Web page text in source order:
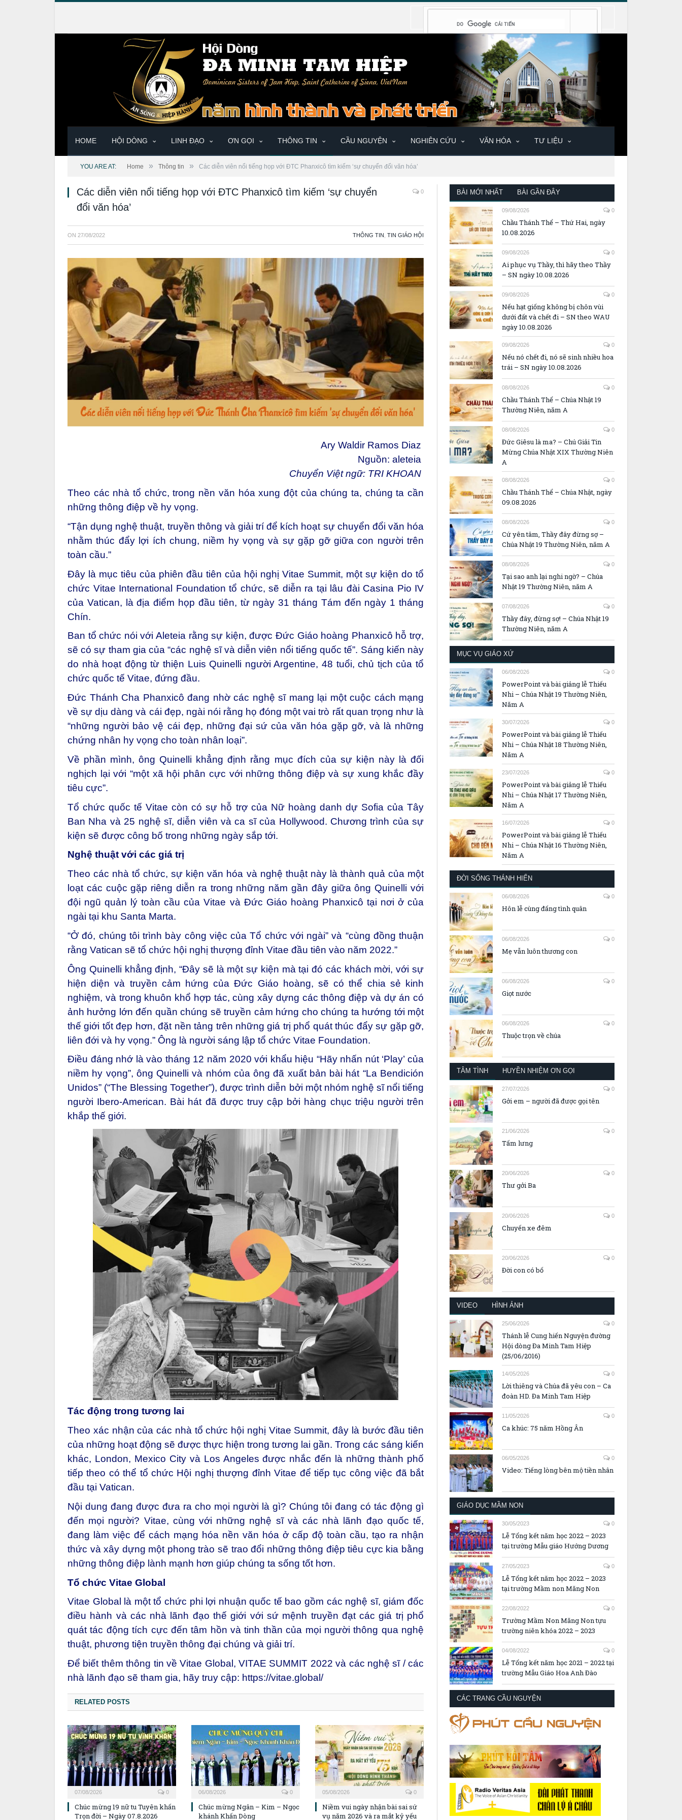
HOME HỘI DÒNG LINH ĐẠO ƠN GỌI THÔNG TIN CẦU NGUYỆN NGHIÊN CỨU VĂN HÓA TƯ LIỆU
YOU ARE AT: Home » Thông tin » Các diễn viên nổi tiếng họp với ĐTC Phanxicô tìm kiếm ‘sự chuyển đổi văn hóa’
Các diễn viên nổi tiếng họp với ĐTC Phanxicô tìm kiếm ‘sự chuyển
đổi văn hóa’
0
ON 27/08/2022 THÔNG TIN TIN GIÁO HỘI
Ary Waldir Ramos Diaz
Nguồn: aleteia
Chuyển Việt ngữ: TRI KHOAN
Theo các nhà tổ chức, trong nền văn hóa xung đột của chúng ta, chúng ta cần
những thông điệp về hy vọng.
“Tận dụng nghệ thuật, truyền thông và giải trí để kích hoạt sự chuyển đổi văn hóa
nhằm thúc đẩy lợi ích chung, niềm hy vọng và sự gặp gỡ giữa con người trên
toàn cầu.”
Đây là mục tiêu của phiên đầu tiên của hội nghị Vitae Summit, một sự kiện do tổ
chức Vitae International Foundation tổ chức, sẽ diễn ra tại lâu đài Casina Pio IV
của Vatican, là địa điểm họp đầu tiên, từ ngày 31 tháng Tám đến ngày 1 tháng
Chín.
Ban tổ chức nói với Aleteia rằng sự kiện, được Đức Giáo hoàng Phanxicô hỗ trợ,
sẽ có sự tham gia của “các nghệ sĩ và diễn viên nổi tiếng quốc tế”. Sáng kiến này
do nhà hoạt động từ thiện Luis Quinelli người Argentine, 48 tuổi, chủ tịch của tổ
chức quốc tế Vitae, đứng đầu.
Đức Thánh Cha Phanxicô đang nhờ các nghệ sĩ mang lại một cuộc cách mạng
về sự dịu dàng và cái đẹp, ngài nói rằng họ đóng một vai trò rất quan trọng như là
“những người bảo vệ cái đẹp, những đại sứ của văn hóa gặp gỡ, và là những
chứng nhân hy vọng cho toàn nhân loại”.
Về phần mình, ông Quinelli khẳng định rằng mục đích của sự kiện này là đối
nghịch lại với “một xã hội phân cực với những thông điệp và sự xung khắc đầy
tiêu cực”.
Tổ chức quốc tế Vitae còn có sự hỗ trợ của Nữ hoàng danh dự Sofia của Tây
Ban Nha và 25 nghệ sĩ, diễn viên và ca sĩ của Hollywood. Chương trình của sự
kiện sẽ được công bố trong những ngày sắp tới.
Nghệ thuật với các giá trị
Theo các nhà tổ chức, sự kiện văn hóa và nghệ thuật này là thành quả của một
loạt các cuộc gặp riêng diễn ra trong những năm gần đây giữa ông Quinelli với
đội ngũ quản lý toàn cầu của Vitae và Đức Giáo hoàng Phanxicô tại nơi ở của
ngài tại khu Santa Marta.
“Ở đó, chúng tôi trình bày công việc của Tổ chức với ngài” và “cùng đồng thuận
rằng Vatican sẽ tổ chức hội nghị thượng đỉnh Vitae đầu tiên vào năm 2022.”
Ông Quinelli khẳng định, “Đây sẽ là một sự kiện mà tại đó các khách mời, với sự
hiện diện và truyền cảm hứng của Đức Giáo hoàng, sẽ có thể chia sẻ kinh
nghiệm, và trong khuôn khổ hợp tác, cùng xây dựng các thông điệp và dự án có
ảnh hưởng lớn đến quần chúng sẽ truyền cảm hứng cho chúng ta hướng tới một
thế giới tốt đẹp hơn, đặt nền tảng trên những giá trị phổ quát thúc đẩy sự gặp gỡ,
liên đới và hy vọng.” Ông là người sáng lập tổ chức Vitae Foundation.
Điều đáng nhớ là vào tháng 12 năm 2020 với khẩu hiệu “Hãy nhấn nút ‘Play’ của
niềm hy vọng”, ông Quinelli và nhóm của ông đã xuất bản bài hát “La Bendición
Unidos” (“The Blessing Together”), được trình diễn bởi một nhóm nghệ sĩ nổi tiếng
người Ibero-American. Bài hát đã được truy cập bởi hàng chục triệu người trên
khắp thế giới.
Tác động trong tương lai
Theo xác nhận của các nhà tổ chức hội nghị Vitae Summit, đây là bước đầu tiên
của những hoạt động sẽ được thực hiện trong tương lai gần. Trong các sáng kiến
khác, London, Mexico City và Los Angeles được nhắc đến là những thành phố
tiếp theo có thể tổ chức Hội nghị thượng đỉnh Vitae để tiếp tục công việc đã bắt
đầu tại Vatican.
Nội dung đang được đưa ra cho mọi người là gì? Chúng tôi đang có tác động gì
đến mọi người? Vitae, cùng với những nghệ sĩ và các nhà lãnh đạo quốc tế,
đang làm việc để cách mạng hóa nền văn hóa ở cấp độ toàn cầu, tạo ra nhận
thức và xây dựng một phong trào sẽ trao đổi những thông điệp tiêu cực kia bằng
những thông điệp lành mạnh hơn giúp chúng ta sống tốt hơn.
Tổ chức Vitae Global
Vitae Global là một tổ chức phi lợi nhuận quốc tế bao gồm các nghệ sĩ, giám đốc
điều hành và các nhà lãnh đạo thế giới với sứ mệnh truyền đạt các giá trị phổ
quát tác động tích cực đến tâm hồn và tinh thần của mọi người thông qua nghệ
thuật, phương tiện truyền thông đại chúng và giải trí.
Để biết thêm thông tin về Vitae Global, VITAE SUMMIT 2022 và các nghệ sĩ / các
nhà lãnh đạo sẽ tham gia, hãy truy cập: https://vitae.global/
RELATED POSTS
07/08/2026 0
Chúc mừng 19 nữ tu Tuyên khấn
Trọn đời – Ngày 07.8.2026
06/08/2026 0
Chúc mừng Ngân – Kim – Ngọc
khánh Khấn Dòng
05/08/2026 0
Niềm vui ngày nhận bài sai sứ
vụ năm 2026 và ra mắt kỷ yếu
BÀI MỚI NHẤT BÀI GẦN ĐÂY
09/08/2026 0
Chầu Thánh Thể – Thứ Hai, ngày
10.08.2026
09/08/2026 0
Ai phục vụ Thầy, thì hãy theo Thầy
– SN ngày 10.08.2026
09/08/2026 0
Nếu hạt giống không bị chôn vùi
dưới đất và chết đi – SN theo WAU
ngày 10.08.2026
09/08/2026 0
Nếu nó chết đi, nó sẽ sinh nhiều hoa
trái – SN ngày 10.08.2026
08/08/2026 0
Chầu Thánh Thể – Chúa Nhật 19
Thường Niên, năm A
08/08/2026 0
Đức Giêsu là ma? – Chú Giải Tin
Mừng Chúa Nhật XIX Thường Niên
A
08/08/2026 0
Chầu Thánh Thể – Chúa Nhật, ngày
09.08.2026
08/08/2026 0
Cứ yên tâm, Thầy đây đừng sợ –
Chúa Nhật 19 Thường Niên, năm A
08/08/2026 0
Tại sao anh lại nghi ngờ? – Chúa
Nhật 19 Thường Niên, năm A
07/08/2026 0
Thầy đây, đừng sợ! – Chúa Nhật 19
Thường Niên, năm A
MỤC VỤ GIÁO XỨ
06/08/2026 0
PowerPoint và bài giảng lễ Thiếu
Nhi – Chúa Nhật 19 Thường Niên,
Năm A
30/07/2026 0
PowerPoint và bài giảng lễ Thiếu
Nhi – Chúa Nhật 18 Thường Niên,
Năm A
23/07/2026 0
PowerPoint và bài giảng lễ Thiếu
Nhi – Chúa Nhật 17 Thường Niên,
Năm A
16/07/2026 0
PowerPoint và bài giảng lễ Thiếu
Nhi – Chúa Nhật 16 Thường Niên,
Năm A
ĐỜI SỐNG THÁNH HIẾN
06/08/2026 0
Hôn lễ cùng đấng tình quân
06/08/2026 0
Mẹ vẫn luôn thương con
06/08/2026 0
Giọt nước
06/08/2026 0
Thuộc trọn về chúa
TÂM TÌNH HUYỀN NHIỆM ƠN GỌI
27/07/2026 0
Gởi em – người đã được gọi tên
21/06/2026 0
Tấm lưng
20/06/2026 0
Thư gởi Ba
20/06/2026 0
Chuyến xe đêm
20/06/2026 0
Đời con có bố
VIDEO HÌNH ẢNH
25/06/2026 0
Thánh lễ Cung hiến Nguyện đường
Hội dòng Đa Minh Tam Hiệp
(25/06/2016)
14/05/2026 0
Lời thiêng và Chúa đã yêu con – Ca
đoàn HD. Đa Minh Tam Hiệp
11/05/2026 0
Ca khúc: 75 năm Hồng Ân
06/05/2026 0
Video: Tiếng lòng bên mộ tiền nhân
GIÁO DỤC MẦM NON
30/05/2023 0
Lễ Tổng kết năm học 2022 – 2023
tại trường Mẫu giáo Hướng Dương
27/05/2023 0
Lễ Tổng kết năm học 2022 – 2023
tại trường Mầm non Măng Non
22/08/2022 0
Trường Mầm Non Măng Non tựu
trường niên khóa 2022 – 2023
04/08/2022 0
Lễ Tổng kết năm học 2021 – 2022 tại
trường Mẫu Giáo Hoa Anh Đào
CÁC TRANG CẦU NGUYỆN